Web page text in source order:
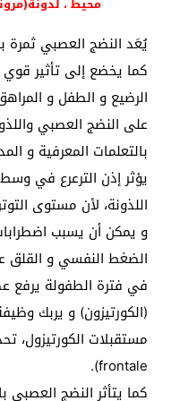
يُعَد النضج العصبي ثمرة
كما يخضع إلى تأثير قوي
الرضيع و الطفل و
على النضج العصبي
بالتعلمات المعرفية و
يؤثر إذن الترعرع في
و يمكن أن يسبب
الضغط النفسي و القلق
في فترة الطفولة يرفع
(الكورتيزون) و يربك
frontale).
كما يتأثر النضج العصبي